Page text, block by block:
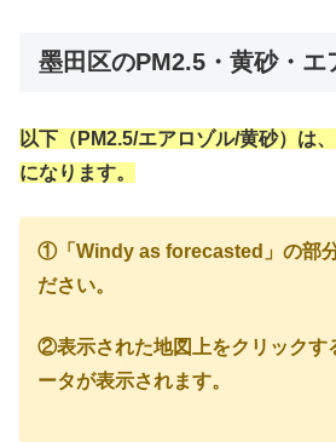
墨田区のPM2.5・黄砂・エ
以下（PM2.5/エアロゾル/黄砂）は
になります。
①「Windy as forecasted」の部
ださい。
②表示された地図上をクリックす
ータが表示されます。